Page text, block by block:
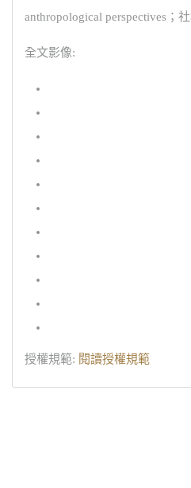
anthropological perspectives；
全文影像:
授權規範: 閱讀授權規範